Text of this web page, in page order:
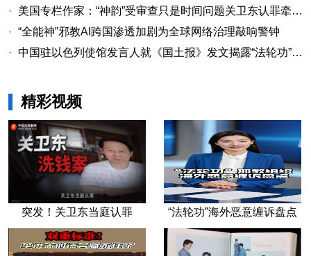
·
美国专栏作家：“神韵”受审查只是时间问题关卫东认罪牵出与《大纪元时报》资金链条
· “全能神”邪教AI跨国渗透加剧为全球网络治理敲响警钟
· 中国驻以色列使馆发言人就《国土报》发文揭露“法轮功”邪教本质答记者问
精彩视频
突发！关卫东当庭认罪 “法轮功”海外恶意缠诉盘点